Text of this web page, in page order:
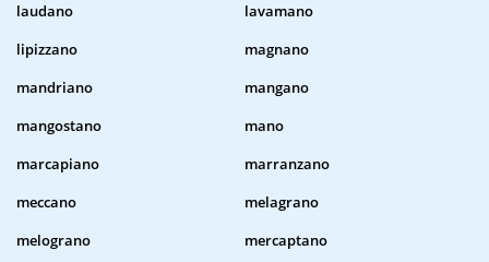
laudano
lavamano
lipizzano
magnano
mandriano
mangano
mangostano
mano
marcapiano
marranzano
meccano
melagrano
melograno
mercaptano